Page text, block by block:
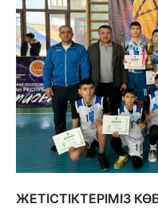
ЖЕТІСТІКТЕРІМІЗ